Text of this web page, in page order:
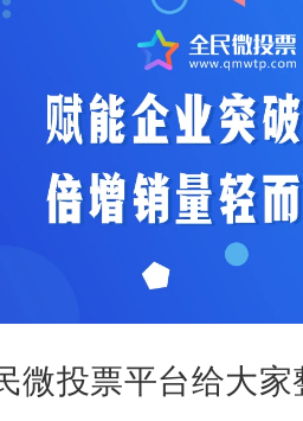
微投票平台给大